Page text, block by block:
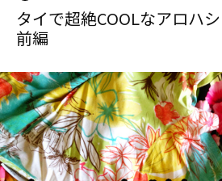
タイで超絶COOLなアロハ
前編